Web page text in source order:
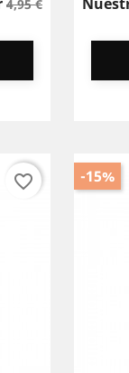
4,95 €
favorite_border -15%